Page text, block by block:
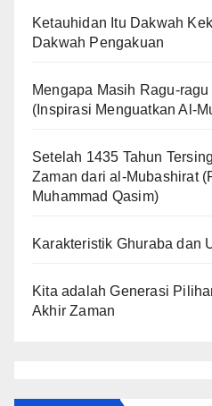
Ketauhidan Itu Dakwah
Dakwah Pengakuan
Mengapa Masih Ragu-
(Inspirasi Menguatkan Al-
Setelah 1435 Tahun
Zaman dari al-Mubashirat
Muhammad Qasim)
Karakteristik Ghuraba dan
Kita adalah Generasi
Akhir Zaman